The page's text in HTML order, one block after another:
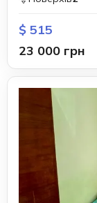
$ 515
23 000 грн